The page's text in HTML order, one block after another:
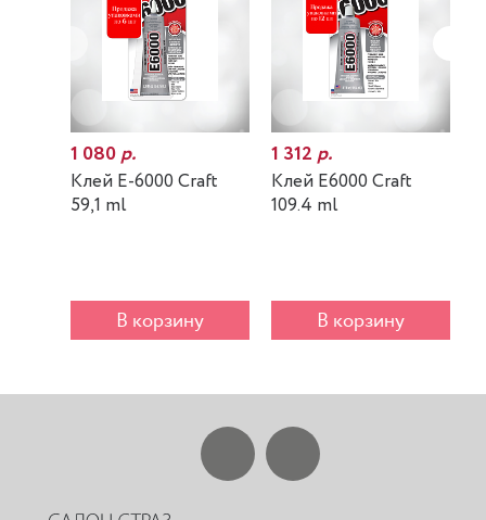
1 080р.
Клей E-6000 Craft
59,1 ml
В корзину
1 312р.
Клей E6000 Craft
109.4 ml
В корзину